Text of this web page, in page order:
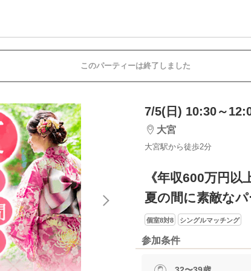
このパーティーは終了しました
7/5(日) 10:30～
大宮
大宮駅から徒歩2分
《年収600万円以
夏の間に素敵な
個室8対8 シングルマッチング
参加条件